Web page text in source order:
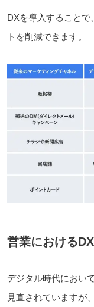
DXを導入することで
トを削減できます。
営業における
デジタル時代におい
見直されていますが